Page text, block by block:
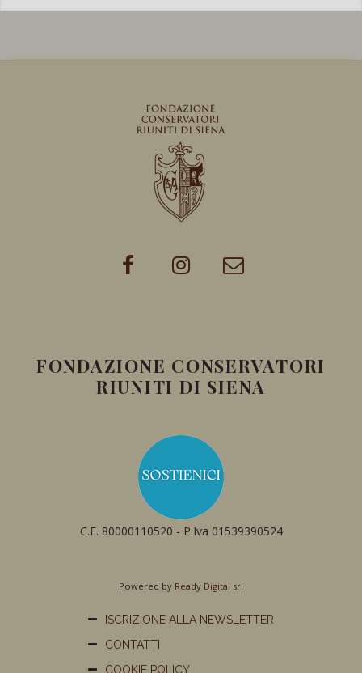
FONDAZIONE CONSERVATORI
RIUNITI DI SIENA
C.F. 80000110520 - P.Iva 01539390524
Powered by Ready Digital srl
ISCRIZIONE ALLA NEWSLETTER
CONTATTI
COOKIE POLICY